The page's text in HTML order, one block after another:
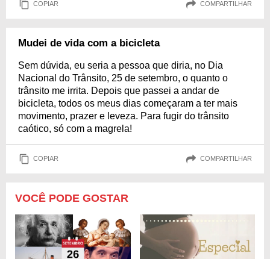
COPIAR COMPARTILHAR
Mudei de vida com a bicicleta
Sem dúvida, eu seria a pessoa que diria, no Dia
Nacional do Trânsito, 25 de setembro, o quanto o
trânsito me irrita. Depois que passei a andar de
bicicleta, todos os meus dias começaram a ter mais
movimento, prazer e leveza. Para fugir do trânsito
caótico, só com a magrela!
COPIAR COMPARTILHAR
VOCÊ PODE GOSTAR